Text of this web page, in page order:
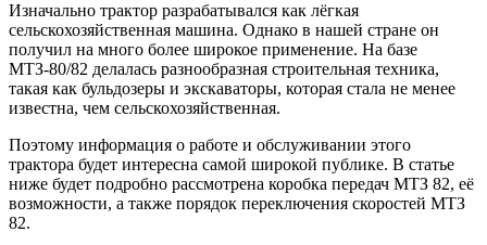
Изначально трактор разрабатывался как лёгкая
сельскохозяйственная машина. Однако в нашей стране он
получил на много более широкое применение. На базе
МТЗ-80/82 делалась разнообразная строительная техника,
такая как бульдозеры и экскаваторы, которая стала не менее
известна, чем сельскохозяйственная.
Поэтому информация о работе и обслуживании этого
трактора будет интересна самой широкой публике. В статье
ниже будет подробно рассмотрена коробка передач МТЗ 82, её
возможности, а также порядок переключения скоростей МТЗ
82.